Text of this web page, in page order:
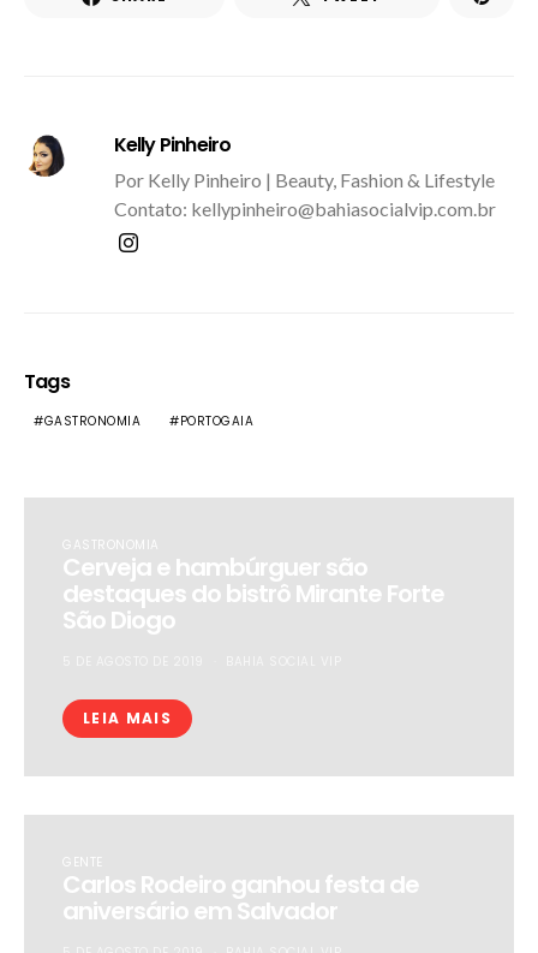
Kelly Pinheiro
Por Kelly Pinheiro | Beauty, Fashion & Lifestyle
Contato: kellypinheiro@bahiasocialvip.com.br
Tags
GASTRONOMIA PORTOGAIA
GASTRONOMIA
Cerveja e hambúrguer são
destaques do bistrô Mirante Forte
São Diogo
LEIA MAIS
GENTE
Carlos Rodeiro ganhou festa de
aniversário em Salvador